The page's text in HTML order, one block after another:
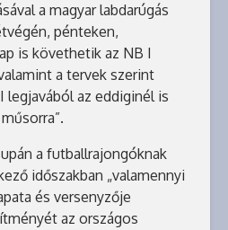
a magyar labdarúgás
pénteken,
is követhetik az NB I
a tervek szerint
legjavából az eddiginél is
a futballrajongóknak
időszakban „valamennyi
és versenyzője
az országos